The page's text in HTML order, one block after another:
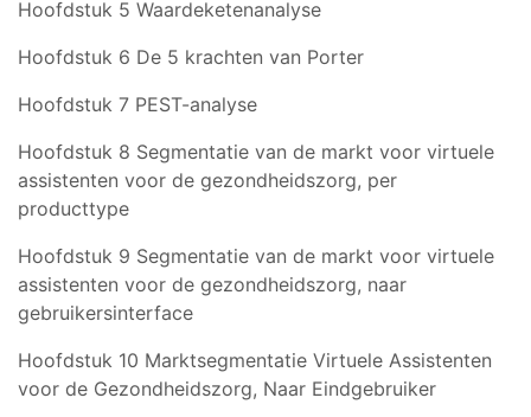
Hoofdstuk 5 Waardeketenanalyse
Hoofdstuk 6 De 5 krachten van Porter
Hoofdstuk 7 PEST-analyse
Hoofdstuk 8 Segmentatie van de markt voor virtuele
assistenten voor de gezondheidszorg, per
producttype
Hoofdstuk 9 Segmentatie van de markt voor virtuele
assistenten voor de gezondheidszorg, naar
gebruikersinterface
Hoofdstuk 10 Marktsegmentatie Virtuele Assistenten
voor de Gezondheidszorg, Naar Eindgebruiker